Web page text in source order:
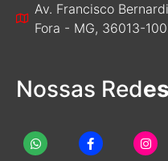
Av. Francisco
Fora - MG, 36013-100
Nossas Red